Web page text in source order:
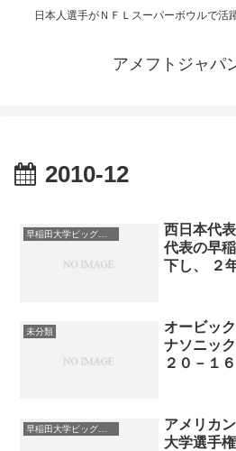
日本人選手がＮＦＬスーパーボウルで活
アメフトジャパ
2010-12
早稲田大学ビッグベアーズ/waseda university BigBears
西日本代
代表の早
下し、 ２
未分類
オービッ
ナソニッ
２０－１
アメリカ
大学選手